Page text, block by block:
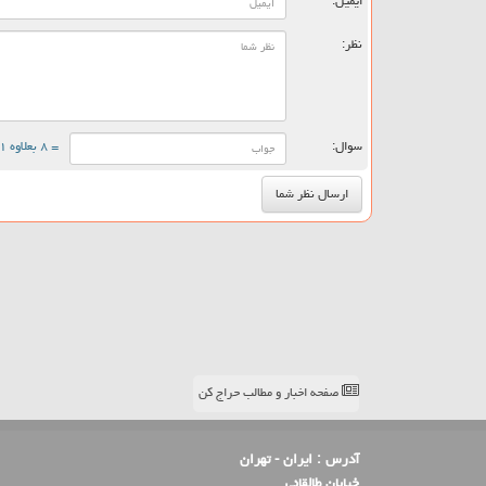
نظر:
سوال: = ۸ بعلاوه ۱
صفحه اخبار و مطالب حراج کن
آدرس : ایران - تهران